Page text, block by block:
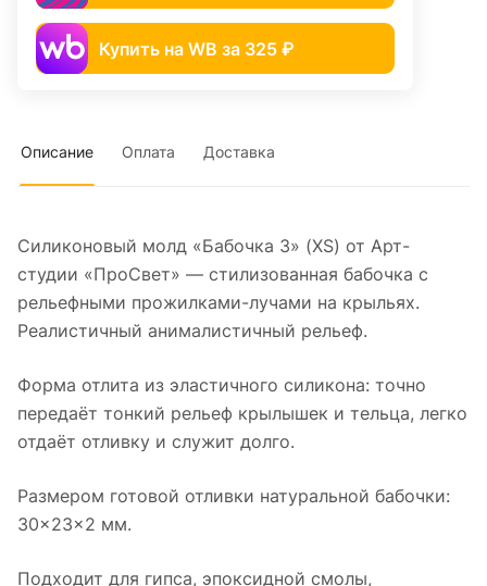
Купить на WB за 325 ₽
Описание Оплата Доставка
Силиконовый молд «Бабочка 3» (XS) от Арт-
студии «ПроСвет» — стилизованная бабочка с
рельефными прожилками-лучами на крыльях.
Реалистичный анималистичный рельеф.
Форма отлита из эластичного силикона: точно
передаёт тонкий рельеф крылышек и тельца, легко
отдаёт отливку и служит долго.
Размером готовой отливки натуральной бабочки:
30×23×2 мм.
Подходит для гипса, эпоксидной смолы,